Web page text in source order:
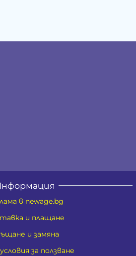
в newage.bg
и плащане
и замяна
за ползване